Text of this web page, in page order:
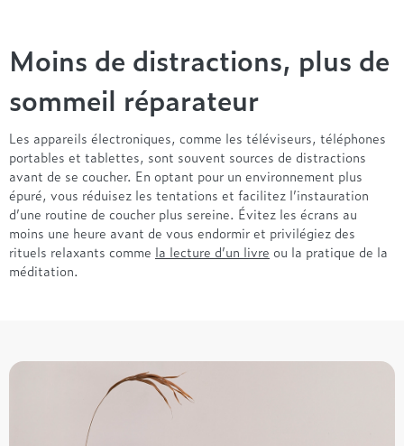
Moins de distractions, plus de
sommeil réparateur
Les appareils électroniques, comme les téléviseurs, téléphones
portables et tablettes, sont souvent sources de distractions
avant de se coucher. En optant pour un environnement plus
épuré, vous réduisez les tentations et facilitez l’instauration
d’une routine de coucher plus sereine. Évitez les écrans au
moins une heure avant de vous endormir et privilégiez des
rituels relaxants comme la lecture d’un livre ou la pratique de la
méditation.